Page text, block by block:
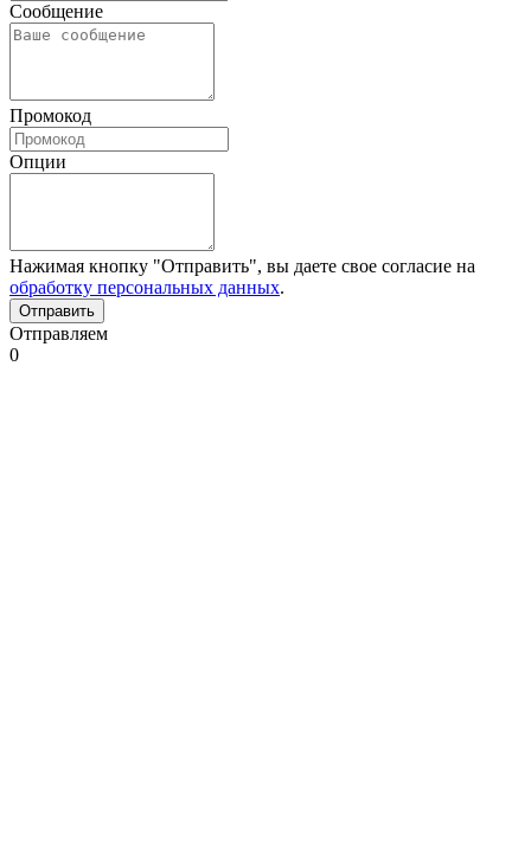
Сообщение
Промокод
Опции
Нажимая кнопку "Отправить", вы даете свое согласие на
обработку персональных данных.
Отправляем
0